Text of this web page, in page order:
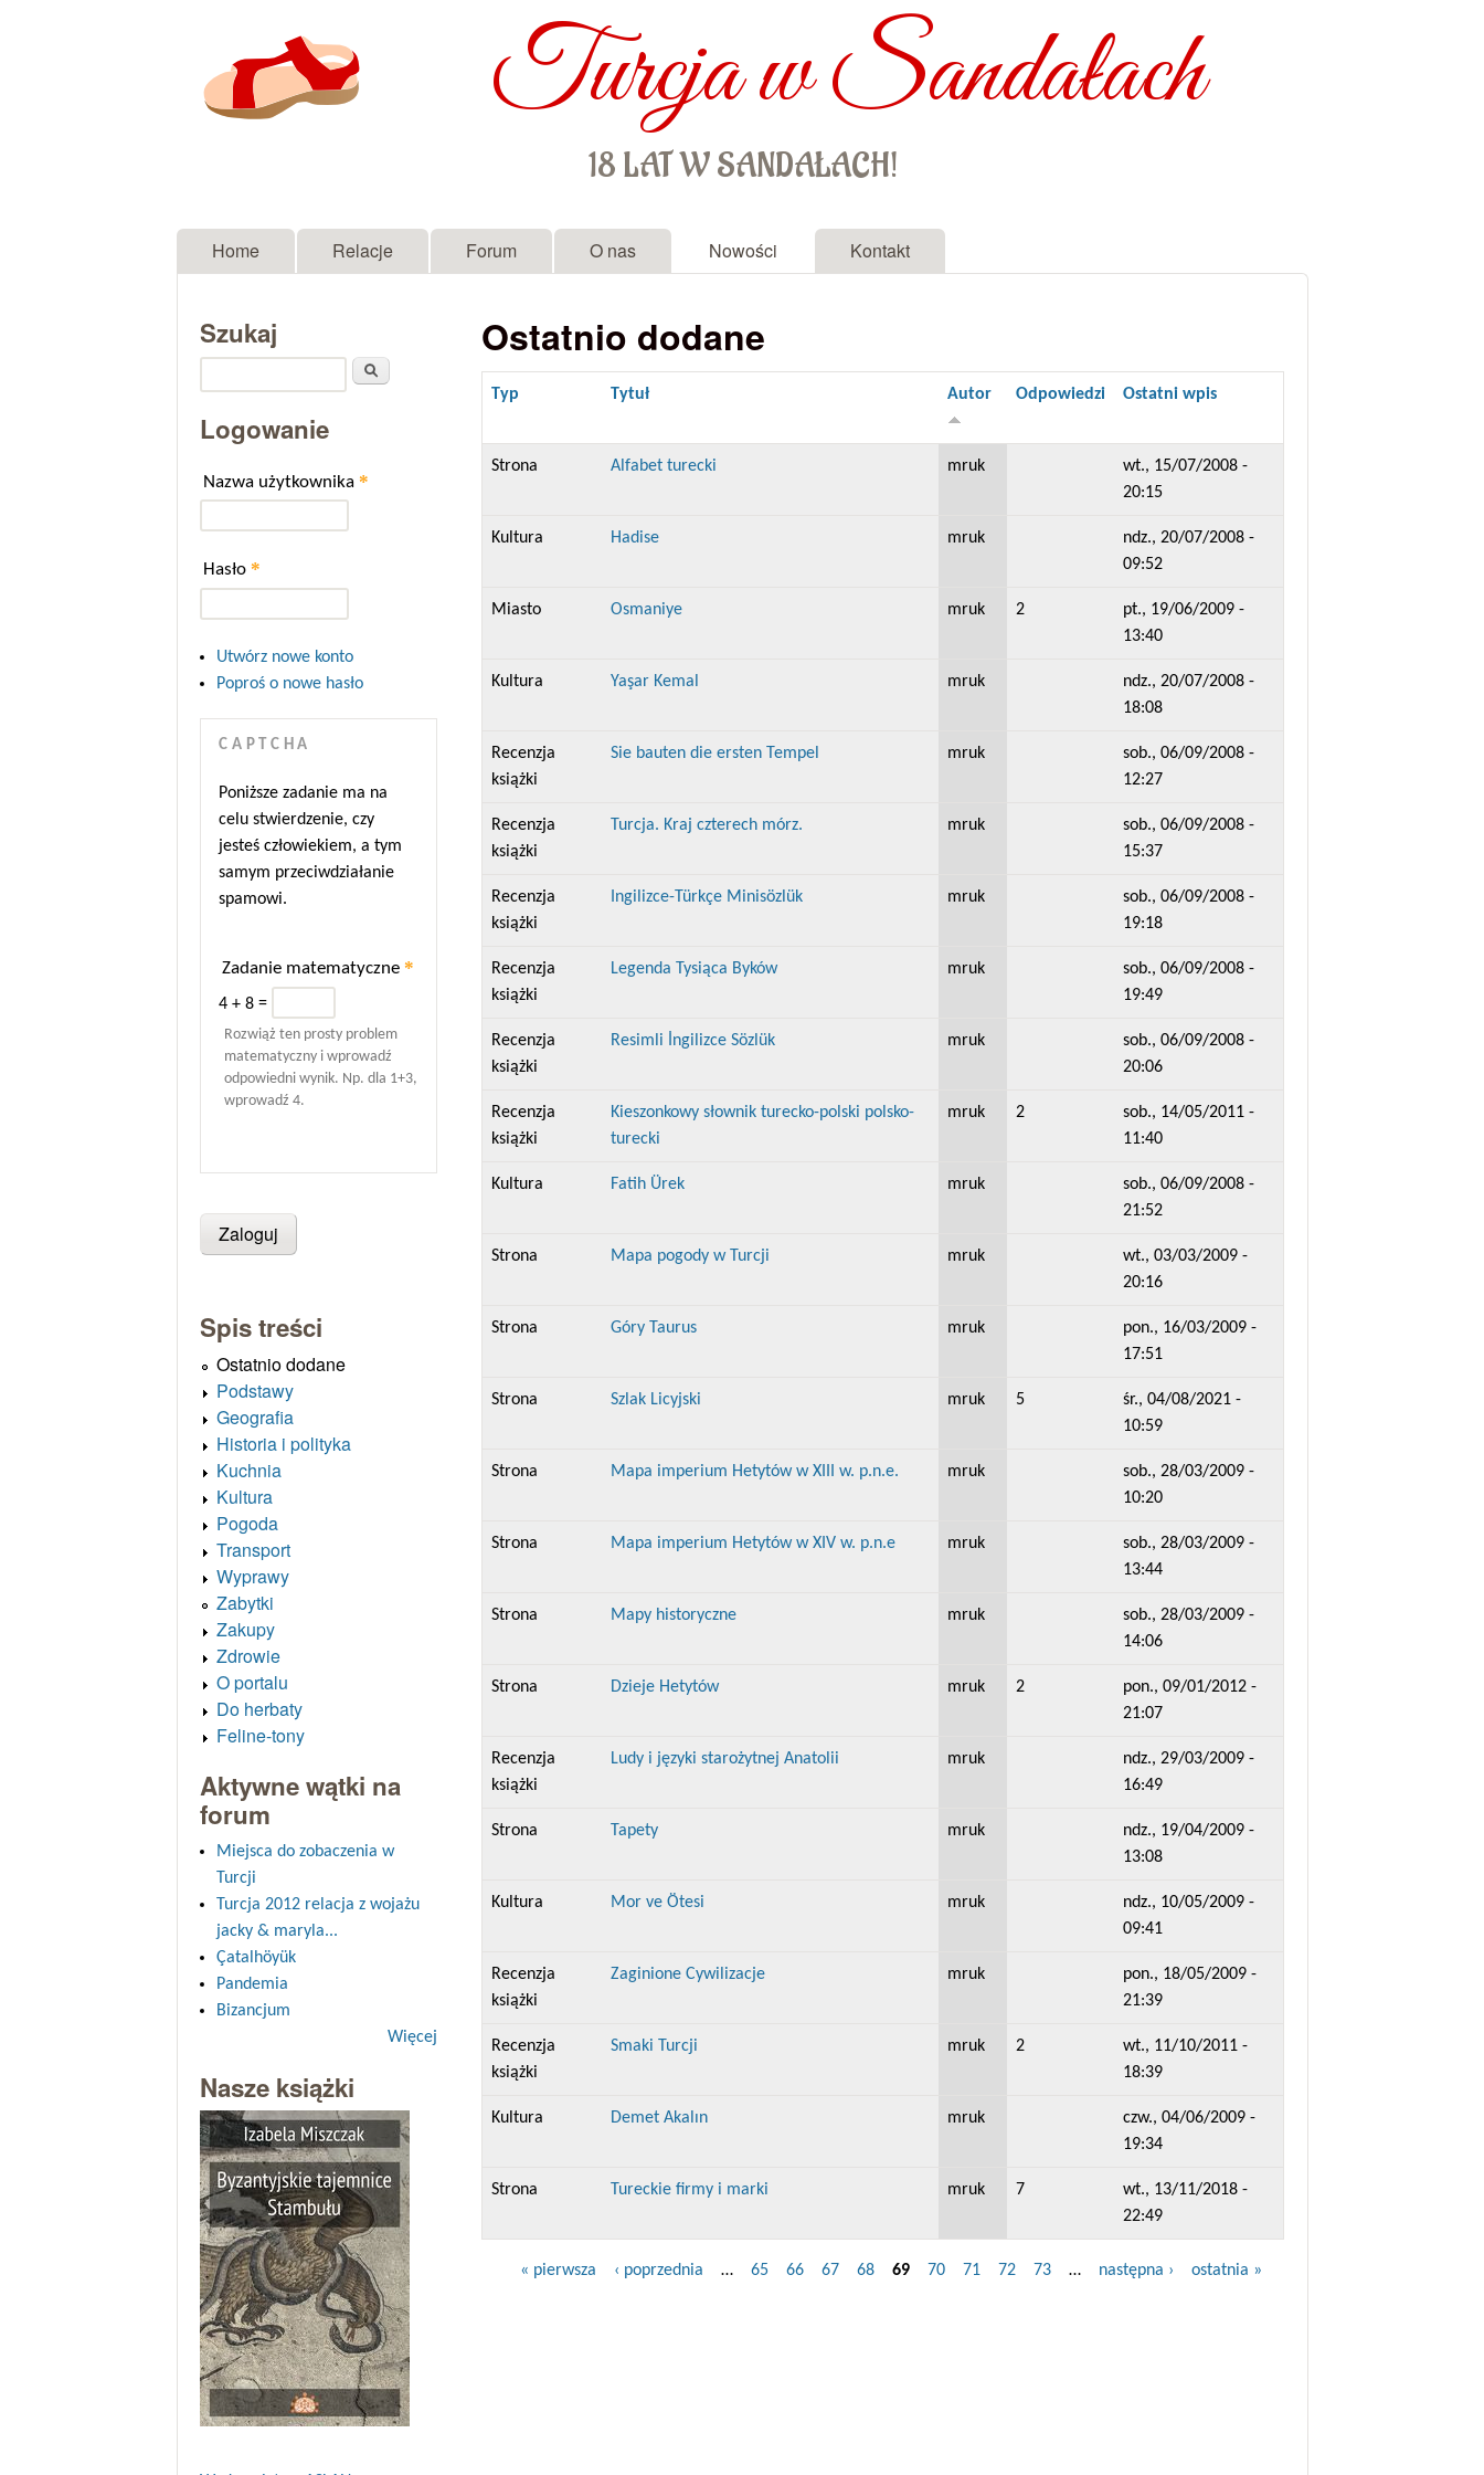
Turcja w Sandałach
18 LAT W SANDAŁACH!
Menu główne
Home Relacje Forum O nas Nowości Kontakt
Ostatnio dodane
Typ Tytuł Autor Odpowiedzi Ostatni wpis
Strona Alfabet turecki mruk
wt., 15/07/2008 -
20:15
Kultura Hadise mruk
ndz., 20/07/2008 -
09:52
Miasto Osmaniye mruk 2
pt., 19/06/2009 -
13:40
Kultura Yaşar Kemal mruk
ndz., 20/07/2008 -
18:08
Recenzja
książki
Sie bauten die ersten Tempel mruk
sob., 06/09/2008 -
12:27
Recenzja
książki
Turcja. Kraj czterech mórz. mruk
sob., 06/09/2008 -
15:37
Recenzja
książki
Ingilizce-Türkçe Minisözlük mruk
sob., 06/09/2008 -
19:18
Recenzja
książki
Legenda Tysiąca Byków mruk
sob., 06/09/2008 -
19:49
Recenzja
książki
Resimli İngilizce Sözlük mruk
sob., 06/09/2008 -
20:06
Recenzja
książki
Kieszonkowy słownik turecko-polski polsko-
turecki
mruk 2
sob., 14/05/2011 -
11:40
Kultura Fatih Ürek mruk
sob., 06/09/2008 -
21:52
Strona Mapa pogody w Turcji mruk
wt., 03/03/2009 -
20:16
Strona Góry Taurus mruk
pon., 16/03/2009 -
17:51
Strona Szlak Licyjski mruk 5
śr., 04/08/2021 -
10:59
Strona Mapa imperium Hetytów w XIII w. p.n.e. mruk
sob., 28/03/2009 -
10:20
Strona Mapa imperium Hetytów w XIV w. p.n.e mruk
sob., 28/03/2009 -
13:44
Strona Mapy historyczne mruk
sob., 28/03/2009 -
14:06
Strona Dzieje Hetytów mruk 2
pon., 09/01/2012 -
21:07
Recenzja
książki
Ludy i języki starożytnej Anatolii mruk
ndz., 29/03/2009 -
16:49
Strona Tapety mruk
ndz., 19/04/2009 -
13:08
Kultura Mor ve Ötesi mruk
ndz., 10/05/2009 -
09:41
Recenzja
książki
Zaginione Cywilizacje mruk
pon., 18/05/2009 -
21:39
Recenzja
książki
Smaki Turcji mruk 2
wt., 11/10/2011 -
18:39
Kultura Demet Akalın mruk
czw., 04/06/2009 -
19:34
Strona Tureckie firmy i marki mruk 7
wt., 13/11/2018 -
22:49
« pierwsza ‹ poprzednia … 65 66 67 68 69 70 71 72 73 … następna › ostatnia »
Szukaj
Logowanie
Nazwa użytkownika *
Hasło *
Utwórz nowe konto
Poproś o nowe hasło
CAPTCHA
Poniższe zadanie ma na
celu stwierdzenie, czy
jesteś człowiekiem, a tym
samym przeciwdziałanie
spamowi.
Zadanie matematyczne *
4 + 8 =
Rozwiąż ten prosty problem
matematyczny i wprowadź
odpowiedni wynik. Np. dla 1+3,
wprowadź 4.
Spis treści
Ostatnio dodane
Podstawy
Geografia
Historia i polityka
Kuchnia
Kultura
Pogoda
Transport
Wyprawy
Zabytki
Zakupy
Zdrowie
O portalu
Do herbaty
Feline-tony
Aktywne wątki na
forum
Miejsca do zobaczenia w
Turcji
Turcja 2012 relacja z wojażu
jacky & maryla...
Çatalhöyük
Pandemia
Bizancjum
Więcej
Nasze książki